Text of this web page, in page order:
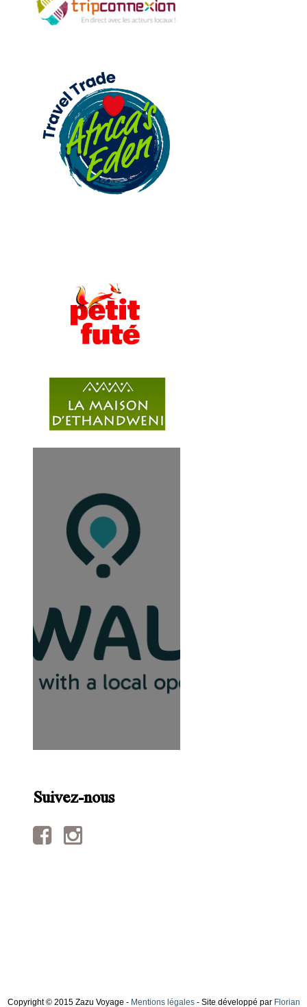
Suivez-nous
Copyright © 2015 Zazu Voyage - Mentions légales- Site développé par Florian